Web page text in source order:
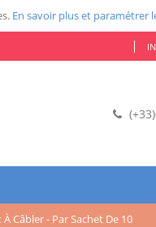
En savoir plus et paramétrer
Câbler - Par Sachet De 10